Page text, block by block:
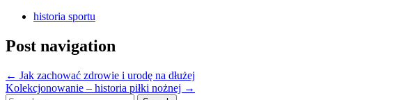
historia sportu
Post navigation
← Jak zachować zdrowie i urodę na dłużej
Kolekcjonowanie – historia piłki nożnej →